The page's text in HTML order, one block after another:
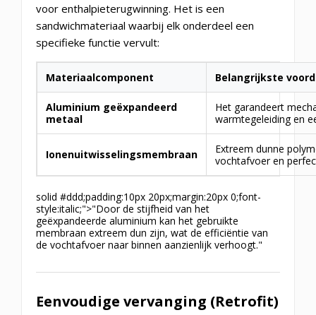
voor enthalpieterugwinning. Het is een
sandwichmateriaal waarbij elk onderdeel een
specifieke functie vervult:
Materiaalcomponent Belangrijkste
Aluminium geëxpandeerd
metaal
Het garandeert
warmtegeleiding en
Ionenuitwisselingsmembraan
Extreem dunne
vochtafvoer en
solid #ddd;padding:10px 20px;margin:20px 0;font-
style:italic;">"Door de stijfheid van het
geëxpandeerde aluminium kan het gebruikte
membraan extreem dun zijn, wat de efficiëntie van
de vochtafvoer naar binnen aanzienlijk verhoogt."
Eenvoudige vervanging (Retrofit)